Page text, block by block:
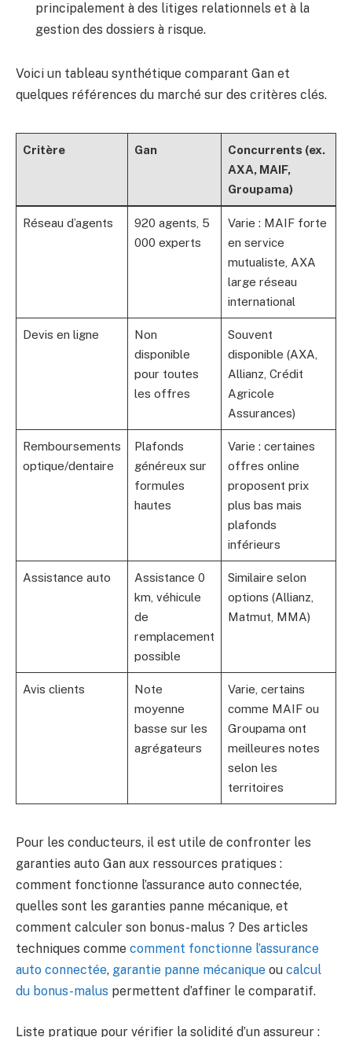
principalement à des litiges relationnels et à la
gestion des dossiers à risque.
Voici un tableau synthétique comparant Gan et
quelques références du marché sur des critères clés.
Critère Gan
Concurrents (ex.
AXA, MAIF,
Groupama)
Réseau d’agents
920 agents, 5
000 experts
Varie : MAIF forte
en service
mutualiste, AXA
large réseau
international
Devis en ligne
Non
disponible
pour toutes
les offres
Souvent
disponible (AXA,
Allianz, Crédit
Agricole
Assurances)
Remboursements
optique/dentaire
Plafonds
généreux sur
formules
hautes
Varie : certaines
offres online
proposent prix
plus bas mais
plafonds
inférieurs
Assistance auto
Assistance 0
km, véhicule
de
remplacement
possible
Similaire selon
options (Allianz,
Matmut, MMA)
Avis clients
Note
moyenne
basse sur les
agrégateurs
Varie, certains
comme MAIF ou
Groupama ont
meilleures notes
selon les
territoires
Pour les conducteurs, il est utile de confronter les
garanties auto Gan aux ressources pratiques :
comment fonctionne l’assurance auto connectée,
quelles sont les garanties panne mécanique, et
comment calculer son bonus-malus ? Des articles
techniques comme comment fonctionne l’assurance
auto connectée, garantie panne mécanique ou calcul
du bonus-malus permettent d’affiner le comparatif.
Liste pratique pour vérifier la solidité d’un assureur :